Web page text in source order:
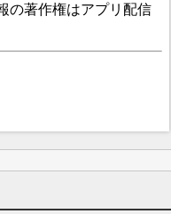
の著作権はアプリ配信